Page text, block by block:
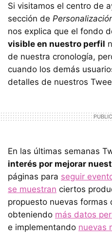
Si visitamos el centro de
sección de
nos explica que el fondo
visible en nuestro perfil
de nuestra cronología,
cuando los demás
detalles de nuestros
En las últimas semanas
interés por mejorar
páginas para seguir
se muestran ciertos
propuesto nuevas formas
obteniendo más datos
e implementando nuevas